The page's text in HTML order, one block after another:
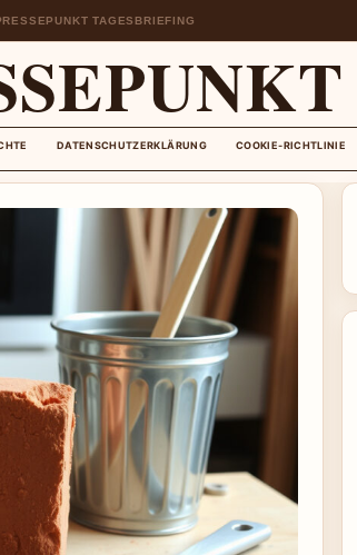
TAGESBRIEFING
DATENSCHUTZERKLÄRUNG COOKIE-RICHTLINIE